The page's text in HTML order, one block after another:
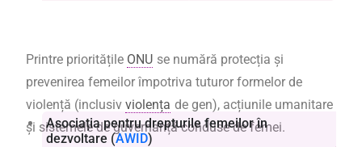
Printre prioritățile ONU se numără protecția și
prevenirea femeilor împotriva tuturor formelor de
violență (inclusiv violența de gen), acțiunile umanitare
și sistemele de guvernanță conduse de femei.
Asociația pentru drepturile femeilor în
dezvoltare (AWID)